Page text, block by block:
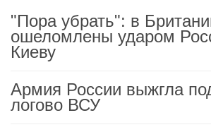
"Пора убрать": в
ошеломлены ударом
Киеву
Армия России выжгла
логово ВСУ